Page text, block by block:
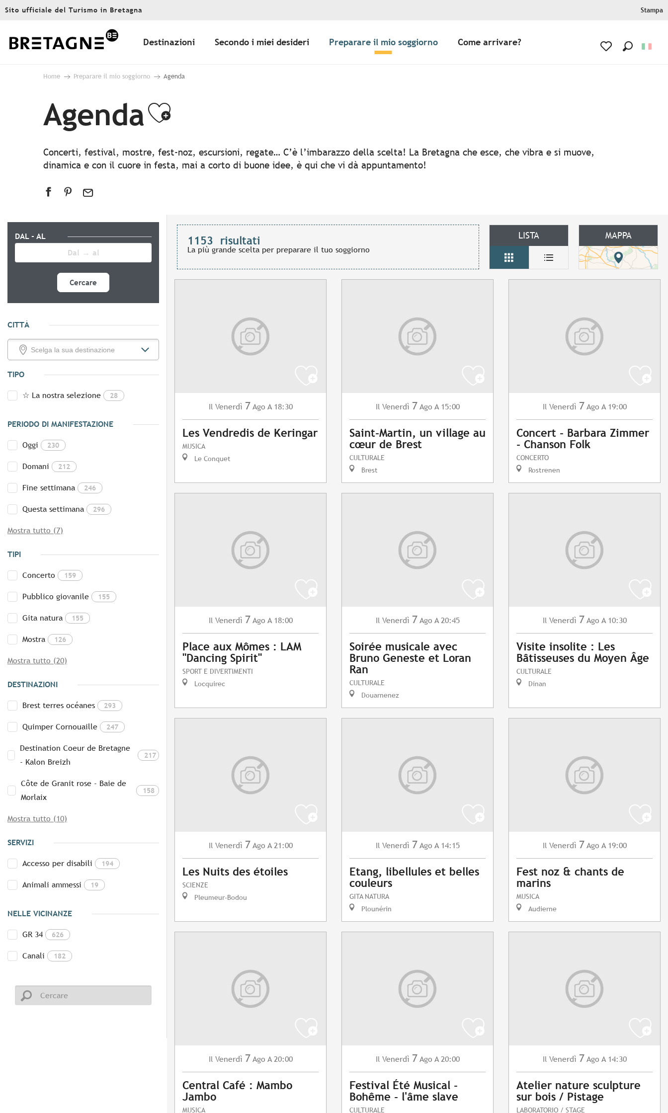
Aller
principal
Sito ufficiale del Turismo in Bretagna Stampa
Destinazioni Secondo i miei desideri Preparare il mio soggiorno Come arrivare?
Home Preparare il mio soggiorno Agenda
AgendaAjouter aux favoris
Concerti, festival, mostre, fest-noz, escursioni, regate… C’è l’imbarazzo della scelta! La Bretagna che esce, che vibra e si muove,
dinamica e con il cuore in festa, mai a corto di buone idee, è qui che vi dà appuntamento!
DAL - AL
Cercare
CITTÀ
TIPO
☆ La nostra selezione 28
PERIODO DI MANIFESTAZIONE
Oggi 230
Domani 212
Fine settimana 246
Questa settimana 296
Mostra tutto (7)
TIPI
Concerto 159
Pubblico giovanile 155
Gita natura 155
Mostra 126
Mostra tutto (20)
DESTINAZIONI
Brest terres océanes 293
Quimper Cornouaille 247
Destination Coeur de Bretagne
- Kalon Breizh
217
Côte de Granit rose - Baie de
Morlaix
158
Mostra tutto (10)
SERVIZI
Accesso per disabili 194
Animali ammessi 19
NELLE VICINANZE
GR 34 626
Canali 182
1153 risultati
La più grande scelta per preparare il tuo soggiorno
LISTA MAPPA
Il Venerdì 7 Ago A 18:30
Les Vendredis de Keringar
MUSICA
Le Conquet
Il Venerdì 7 Ago A 15:00
Saint-Martin, un village au
cœur de Brest
CULTURALE
Brest
Il Venerdì 7 Ago A 19:00
Concert - Barbara Zimmer
- Chanson Folk
CONCERTO
Rostrenen
Il Venerdì 7 Ago A 18:00
Place aux Mômes : LAM
"Dancing Spirit"
SPORT E DIVERTIMENTI
Locquirec
Il Venerdì 7 Ago A 20:45
Soirée musicale avec
Bruno Geneste et Loran
Ran
CULTURALE
Douarnenez
Il Venerdì 7 Ago A 10:30
Visite insolite : Les
Bâtisseuses du Moyen Âge
CULTURALE
Dinan
Il Venerdì 7 Ago A 21:00
Les Nuits des étoiles
SCIENZE
Pleumeur-Bodou
Il Venerdì 7 Ago A 14:15
Etang, libellules et belles
couleurs
GITA NATURA
Plounérin
Il Venerdì 7 Ago A 19:00
Fest noz & chants de
marins
MUSICA
Audierne
Il Venerdì 7 Ago A 20:00
Central Café : Mambo
Jambo
MUSICA
Il Venerdì 7 Ago A 20:00
Festival Été Musical -
Bohême - l'âme slave
CULTURALE
Il Venerdì 7 Ago A 14:30
Atelier nature sculpture
sur bois / Pistage
LABORATORIO / STAGE